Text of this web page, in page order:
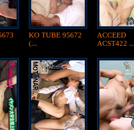
KO TUBE 95672
(...
ACCEED
ACST422 ...